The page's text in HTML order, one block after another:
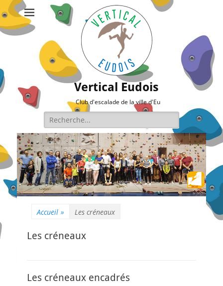
Vertical Eudois
Club d'escalade de la ville d'Eu
Rechercher :
Accueil » Les créneaux
Les créneaux
Les créneaux encadrés